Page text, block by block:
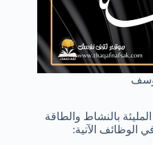
بالنشاط والطاقة
الوظائف الآتية: